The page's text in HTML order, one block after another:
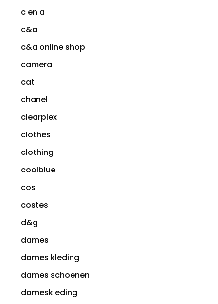
c en a
c&a
c&a online shop
camera
cat
chanel
clearplex
clothes
clothing
coolblue
cos
costes
d&g
dames
dames kleding
dames schoenen
dameskleding